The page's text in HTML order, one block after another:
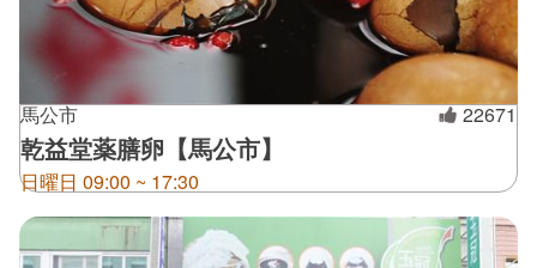
馬公市 22671
乾益堂薬膳卵【馬公市】
日曜日 09:00 ~ 17:30